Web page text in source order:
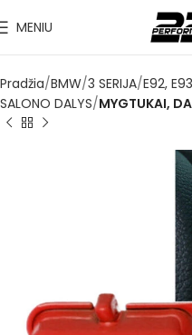
MENIU
Pradžia BMW 3 SERIJA E92, E93
SALONO DALYS MYGTUKAI,